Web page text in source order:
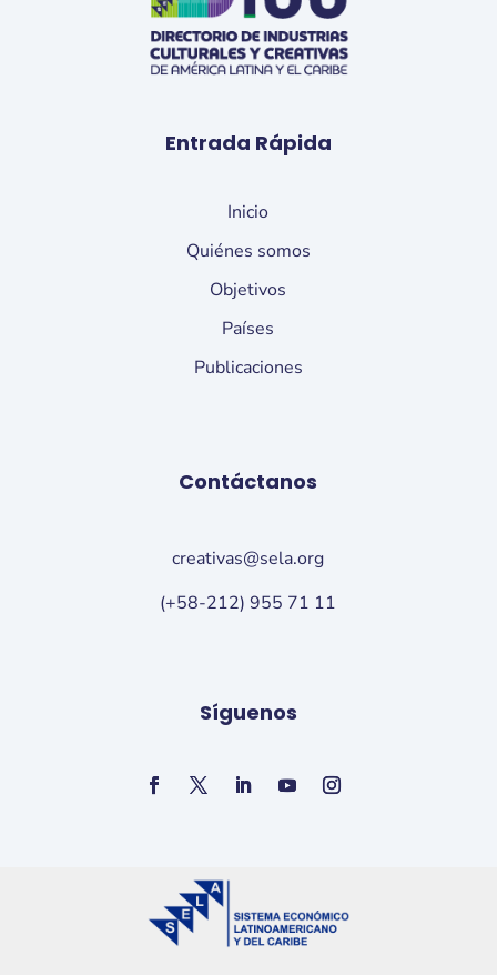
Entrada Rápida
Inicio
Quiénes somos
Objetivos
Países
Publicaciones
Contáctanos
creativas@sela.org
(+58-212) 955 71 11
Síguenos